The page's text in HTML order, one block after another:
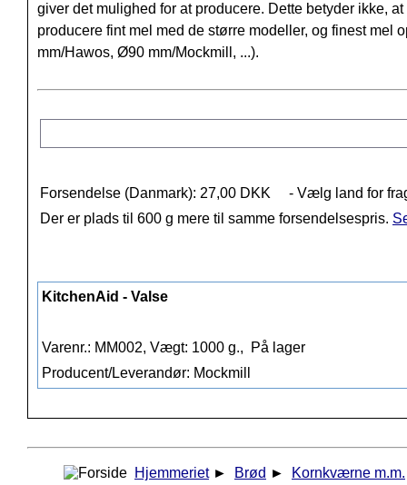
giver det mulighed for at producere. Dette betyder ikke,
producere fint mel med de større modeller, og finest
mm/Hawos, Ø90 mm/Mockmill, ...).
Forsendelse (Danmark): 27,00 DKK
- Vælg land for
Der er plads til 600 g mere til samme forsendelsespris.
KitchenAid - Valse
Varenr.: MM002, Vægt: 1000 g.,
På lager
Producent/Leverandør: Mockmill
Hjemmeriet ► Brød ► Kornkværne m.m.